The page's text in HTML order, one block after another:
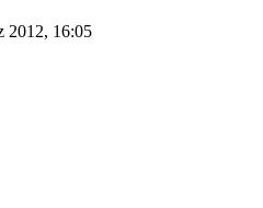
2012, 16:05